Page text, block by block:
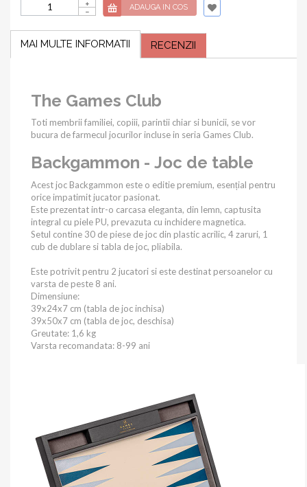
ADAUGA IN COS
MAI MULTE INFORMATII RECENZII
The Games Club
Toti membrii familiei, copiii, parintii chiar si bunicii, se vor
bucura de farmecul jocurilor incluse in seria Games Club.
Backgammon - Joc de table
Acest joc Backgammon este o editie premium, esențial pentru
orice impatimit jucator pasionat.
Este prezentat intr-o carcasa eleganta, din lemn, captusita
integral cu piele PU, prevazuta cu inchidere magnetica.
Setul contine 30 de piese de joc din plastic acrilic, 4 zaruri, 1
cub de dublare si tabla de joc, pliabila.
Este potrivit pentru 2 jucatori si este destinat persoanelor cu
varsta de peste 8 ani.
Dimensiune:
39x24x7 cm (tabla de joc inchisa)
39x50x7 cm (tabla de joc, deschisa)
Greutate: 1,6 kg
Varsta recomandata: 8-99 ani